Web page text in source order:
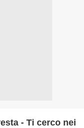
- Ti cerco nei